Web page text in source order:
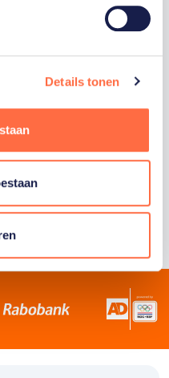
Details tonen
van
wereld maken.